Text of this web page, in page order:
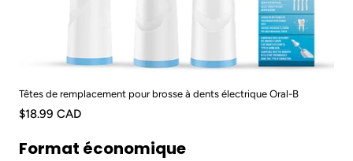
Têtes de remplacement pour brosse à dents électrique Oral-B
$18.99 CAD
Format économique